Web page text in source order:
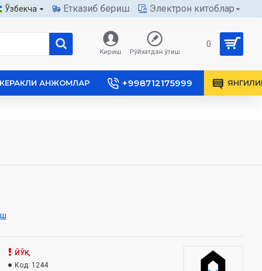
Ўзбекча Етказиб бериш Электрон китоблар
Кириш Рўйхатдан ўтиш
0
КЕРАКЛИ АНЖОМЛАР +998712175999
ЙЎҚ
Код: 1244